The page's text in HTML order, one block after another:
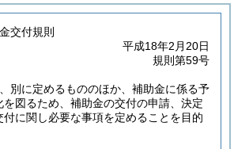
交付規則
平成18年2月20日
規則第59号
別に定めるもののほか、補助金に係る予
図るため、補助金の交付の申請、決定
付に関し必要な事項を定めることを目的